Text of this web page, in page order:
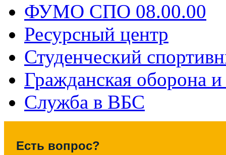
ФУМО СПО 08.00.00
Ресурсный центр
Студенческий
Гражданская оборона
Служба в ВБС
Есть вопрос?